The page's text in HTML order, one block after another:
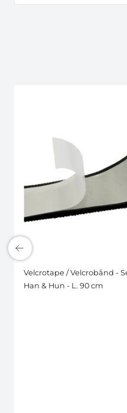
Velcrotape / Velcrobånd -
Han & Hun - L. 90 cm